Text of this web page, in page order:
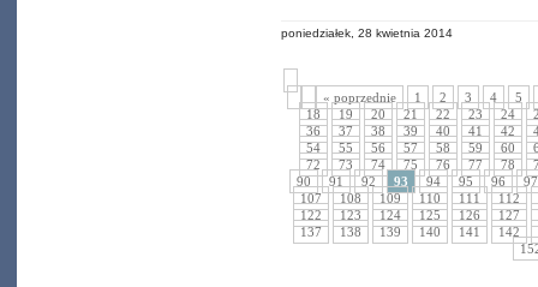
poniedziałek, 28 kwietnia 2014
« poprzednie 1 2 3 4
5
18
19 20 21 22 23 24
36
37 38 39 40 41 42
54
55 56 57 58 59 60
72
73 74 75 76 77 78
90
91 92 93 94 95 96
97
107
108 109 110 111
112
122
123 124 125 126
127
137
138 139 140 141
142